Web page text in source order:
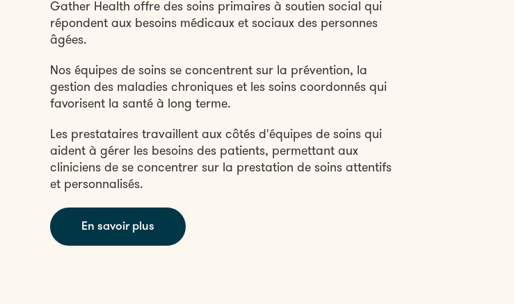
Gather Health offre des soins primaires à soutien social qui
répondent aux besoins médicaux et sociaux des personnes
âgées.
Nos équipes de soins se concentrent sur la prévention, la
gestion des maladies chroniques et les soins coordonnés qui
favorisent la santé à long terme.
Les prestataires travaillent aux côtés d'équipes de soins qui
aident à gérer les besoins des patients, permettant aux
cliniciens de se concentrer sur la prestation de soins attentifs
et personnalisés.
En savoir plus